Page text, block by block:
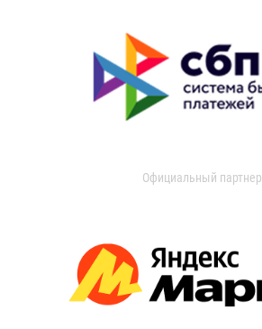
Официальный партнер